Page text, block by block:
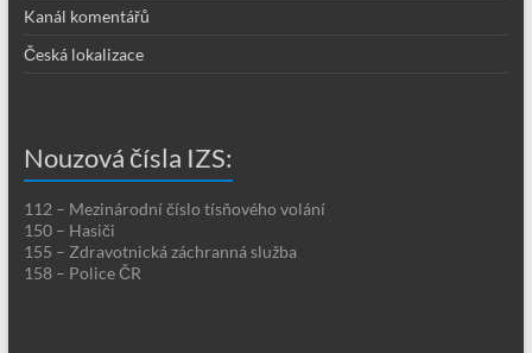
Kanál komentářů
Česká lokalizace
Nouzová čísla IZS:
112 – Mezinárodní číslo tísňového volání
150 – Hasiči
155 – Zdravotnická záchranná služba
158 – Police ČR